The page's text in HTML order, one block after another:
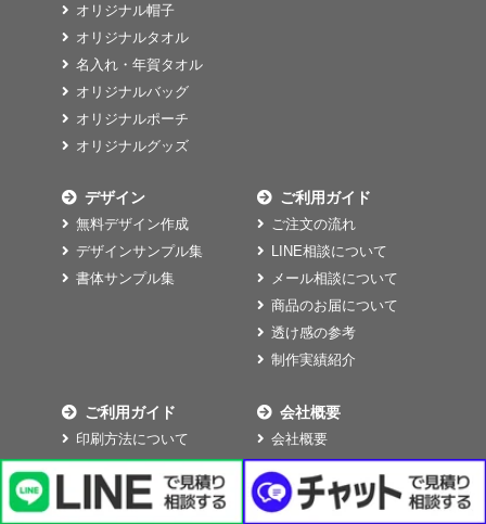
オリジナル帽子
オリジナルタオル
名入れ・年賀タオル
オリジナルバッグ
オリジナルポーチ
オリジナルグッズ
デザイン
無料デザイン作成
デザインサンプル集
書体サンプル集
ご利用ガイド
ご注文の流れ
LINE相談について
メール相談について
商品のお届について
透け感の参考
制作実績紹介
ご利用ガイド
印刷方法について
プリント位置
よくあるご質問
NEO.Tブログ
会社概要
会社概要
特定商取引法に基づく
表記
プライバシーポリシー